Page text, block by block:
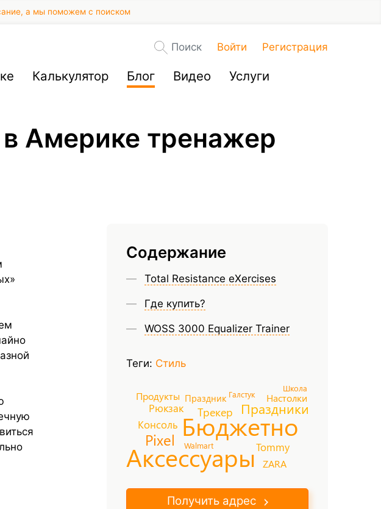
а мы поможем с поиском
Поиск Войти Регистрация
Калькулятор Блог Видео Услуги
Америке тренажер
Содержание
Total Resistance eXercises
Где купить?
WOSS 3000 Equalizer Trainer
Теги: Стиль
Аксессуары
Бюджетно
Pixel
Праздники
Трекер
Рюкзак
Консоль
Tommy
ZARA
Настолки
Продукты Праздник
Walmart
Галстук
Школа
Получить адрес